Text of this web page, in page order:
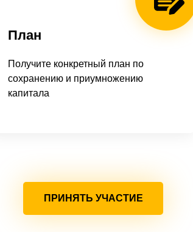
План
Получите конкретный план по
сохранению и приумножению
капитала
ПРИНЯТЬ УЧАСТИЕ